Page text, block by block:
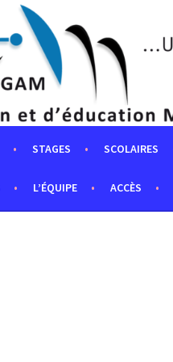
STAGES SCOLAIRES
L’ÉQUIPE ACCÈS